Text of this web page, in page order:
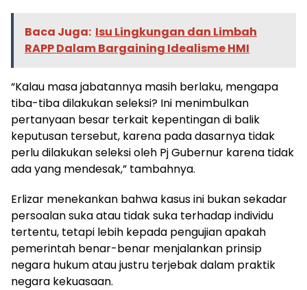
Baca Juga: Isu Lingkungan dan Limbah
RAPP Dalam Bargaining Idealisme HMI
“Kalau masa jabatannya masih berlaku, mengapa
tiba-tiba dilakukan seleksi? Ini menimbulkan
pertanyaan besar terkait kepentingan di balik
keputusan tersebut, karena pada dasarnya tidak
perlu dilakukan seleksi oleh Pj Gubernur karena tidak
ada yang mendesak,” tambahnya.
Erlizar menekankan bahwa kasus ini bukan sekadar
persoalan suka atau tidak suka terhadap individu
tertentu, tetapi lebih kepada pengujian apakah
pemerintah benar-benar menjalankan prinsip
negara hukum atau justru terjebak dalam praktik
negara kekuasaan.